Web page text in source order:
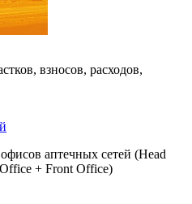
взносов, расходов,
аптечных сетей (Head
+ Front Office)